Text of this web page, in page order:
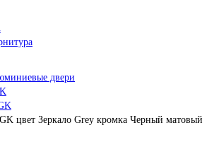
двери
цвет Зеркало Grey кромка Черный матовый